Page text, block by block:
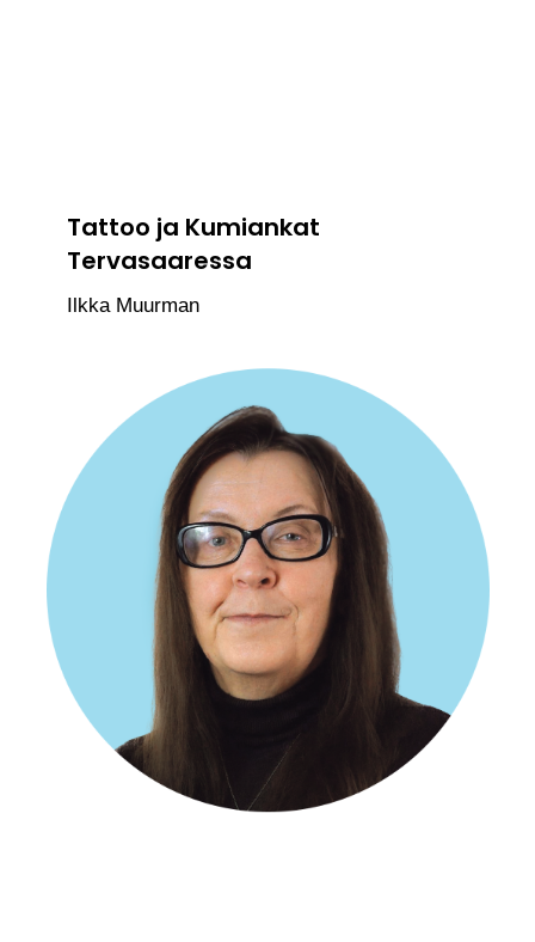
Tattoo ja Kumiankat
Tervasaaressa
Ilkka Muurman